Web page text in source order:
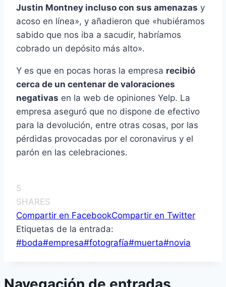
Justin Montney incluso con sus amenazas y
acoso en línea», y añadieron que «hubiéramos
sabido que nos iba a sacudir, habríamos
cobrado un depósito más alto».
Y es que en pocas horas la empresa recibió
cerca de un centenar de valoraciones
negativas en la web de opiniones Yelp. La
empresa aseguró que no dispone de efectivo
para la devolución, entre otras cosas, por las
pérdidas provocadas por el coronavirus y el
parón en las celebraciones.
5
SHARES
Compartir en FacebookCompartir en Twitter
Etiquetas de la entrada:
#boda#empresa#fotografía#muerta#novia